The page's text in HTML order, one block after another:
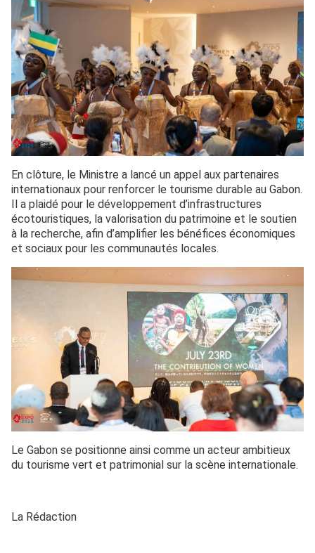
En clôture, le Ministre a lancé un appel aux partenaires
internationaux pour renforcer le tourisme durable au Gabon.
Il a plaidé pour le développement d’infrastructures
écotouristiques, la valorisation du patrimoine et le soutien
à la recherche, afin d’amplifier les bénéfices économiques
et sociaux pour les communautés locales.
Le Gabon se positionne ainsi comme un acteur ambitieux
du tourisme vert et patrimonial sur la scène internationale.
La Rédaction